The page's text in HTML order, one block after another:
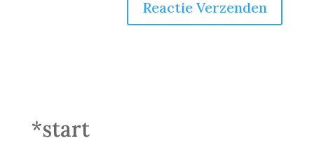
*start